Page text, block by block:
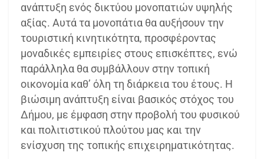
ανάπτυξη ενός δικτύου μονοπατιών υψηλής
αξίας. Αυτά τα μονοπάτια θα αυξήσουν την
τουριστική κινητικότητα, προσφέροντας
μοναδικές εμπειρίες στους επισκέπτες, ενώ
παράλληλα θα συμβάλλουν στην τοπική
οικονομία καθ’ όλη τη διάρκεια του έτους. Η
βιώσιμη ανάπτυξη είναι βασικός στόχος του
Δήμου, με έμφαση στην προβολή του φυσικού
και πολιτιστικού πλούτου μας και την
ενίσχυση της τοπικής επιχειρηματικότητας.